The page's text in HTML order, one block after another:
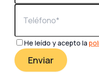
He leído y acepto la